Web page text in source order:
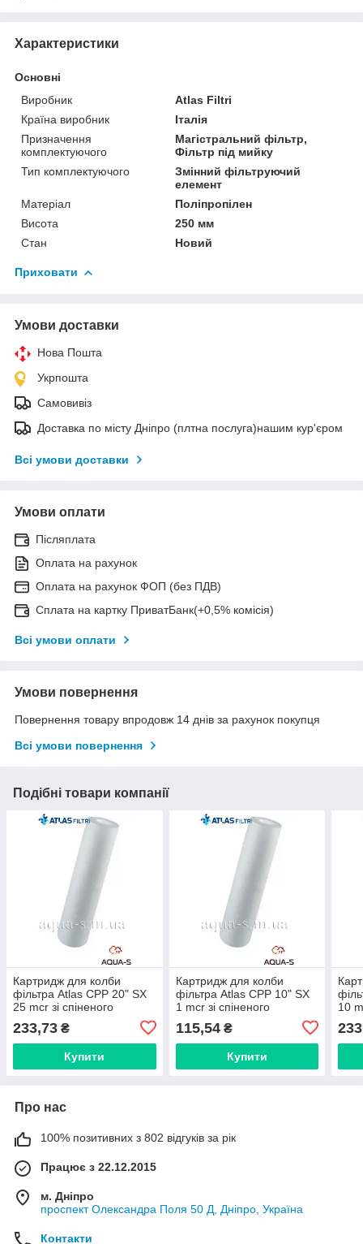
Характеристики
Основні
Виробник
Atlas Filtri
Країна виробник
Італія
Призначення
комплектуючого
Магістральний фільтр,
Фільтр під мийку
Тип комплектуючого
Змінний фільтруючий
елемент
Матеріал
Поліпропілен
Висота
250 мм
Стан
Новий
Приховати
Умови доставки
Нова Пошта
Укрпошта
Самовивіз
Доставка по місту Дніпро (плтна послуга)нашим кур'єром
Всі умови доставки
Умови оплати
Післяплата
Оплата на рахунок
Оплата на рахунок ФОП (без ПДВ)
Сплата на картку ПриватБанк(+0,5% комісія)
Всі умови оплати
Умови повернення
Повернення товару впродовж 14 днів за рахунок покупця
Всі умови повернення
Подібні товари компанії
Картридж для колби
фільтра Atlas CPP 20" SX
25 mcr зі спіненого
RA5706711
233,73 ₴
Купити
Картридж для колби
фільтра Atlas CPP 10" SX
1 mcr зі спіненого
RA5706506
115,54₴
Купити
10
Про нас
100% позитивних з 802 відгуків за рік
Працює з 22.12.2015
м. Дніпро
проспект Олександра Поля 50 Д, Дніпро, Україна
Контакти